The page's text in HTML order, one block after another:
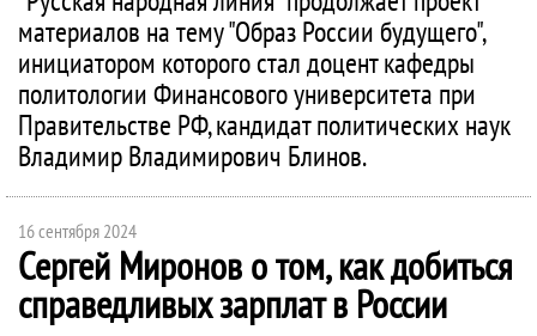
материалов на тему "Образ России будущего",
инициатором которого стал доцент кафедры
политологии Финансового университета при
Правительстве РФ, кандидат политических наук
Владимир Владимирович Блинов.
16 сентября 2024
Сергей Миронов о том, как добиться
справедливых зарплат в России